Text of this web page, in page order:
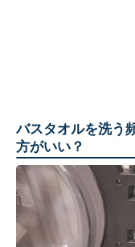
バスタオルを洗う
方がいい？